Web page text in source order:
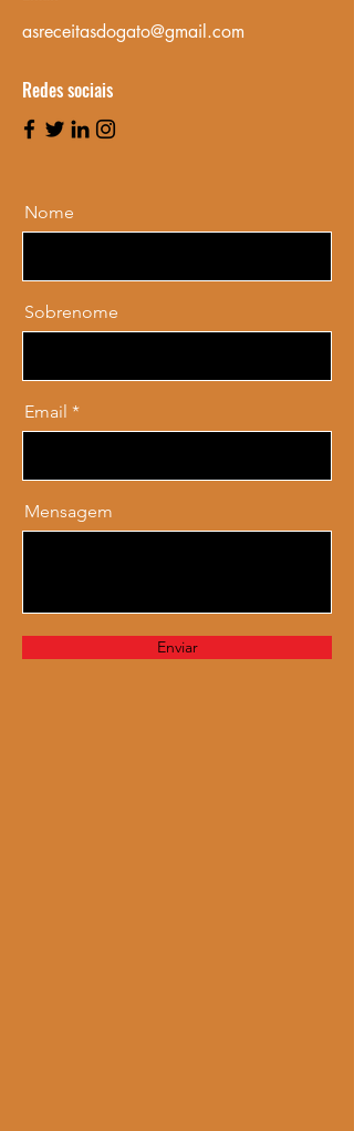
asreceitasdogato@gmail.com
Redes sociais
Nome
Sobrenome
Email
Mensagem
Enviar